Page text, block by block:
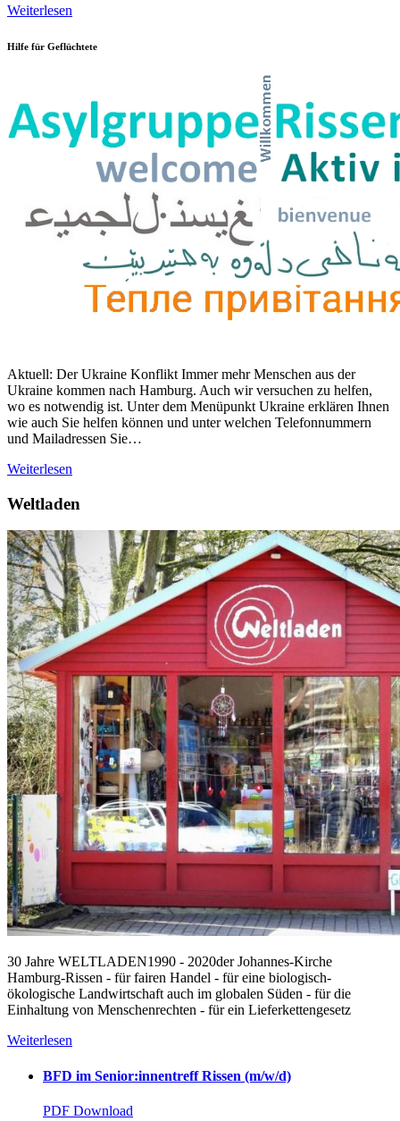
Weiterlesen
Hilfe für Geflüchtete
Aktuell: Der Ukraine Konflikt Immer mehr Menschen aus der
Ukraine kommen nach Hamburg. Auch wir versuchen zu helfen,
wo es notwendig ist. Unter dem Menüpunkt Ukraine erklären Ihnen
wie auch Sie helfen können und unter welchen Telefonnummern
und Mailadressen Sie…
Weiterlesen
Weltladen
30 Jahre WELTLADEN1990 - 2020der Johannes-Kirche
Hamburg-Rissen - für fairen Handel - für eine biologisch-
ökologische Landwirtschaft auch im globalen Süden - für die
Einhaltung von Menschenrechten - für ein Lieferkettengesetz
Weiterlesen
BFD im Senior:innentreff Rissen (m/w/d)
PDF Download